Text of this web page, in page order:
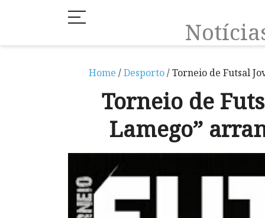
Home /Desporto/ Torneio de Futsal
Torneio de
Lamego”